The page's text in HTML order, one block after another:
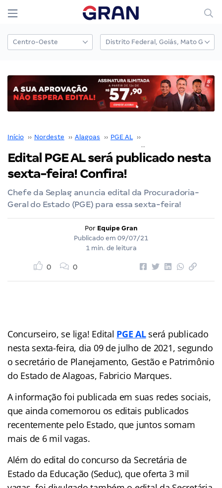
Início ›› Nordeste ›› Alagoas ›› PGE AL ››
Edital PGE AL será publicado nesta
sexta-feira! Confira!
Chefe da Seplag anuncia edital da Procuradoria-
Geral do Estado (PGE) para essa sexta-feira!
Por Equipe Gran
Publicado em 09/07/21
1 min. de leitura
0 0
Concurseiro, se liga! Edital PGE ALserá publicado
nesta sexta-feira, dia 09 de julho de 2021, segundo
o secretário de Planejamento, Gestão e Patrimônio
do Estado de Alagoas, Fabricio Marques.
A informação foi publicada em suas redes sociais,
que ainda comemorou os editais publicados
recentemente pelo Estado, que juntos somam
mais de 6 mil vagas.
Além do edital do concurso da Secretária de
Estado da Educação (Seduc), que oferta 3 mil